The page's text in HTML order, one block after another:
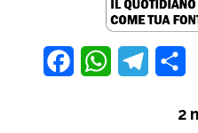
size.
W
n
2